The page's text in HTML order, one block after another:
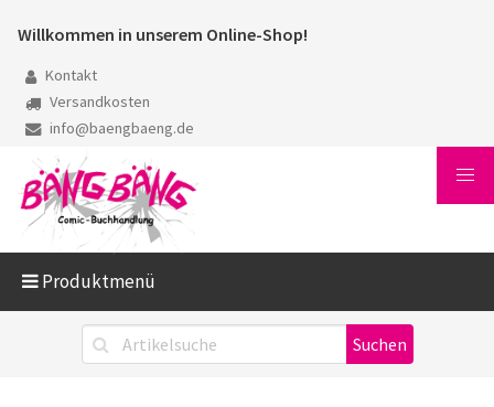
Willkommen in unserem Online-Shop!
Kontakt
Versandkosten
info@baengbaeng.de
Produktmenü